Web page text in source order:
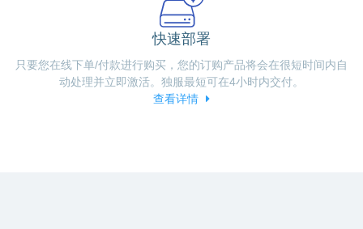
快速部署
只要您在线下单/付款进行购买，您的订购产品将会在很短时间内自
动处理并立即激活。独服最短可在4小时内交付。
查看详情